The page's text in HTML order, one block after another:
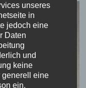
unseres
in
jedoch eine
Daten
und
keine
eine
ein.